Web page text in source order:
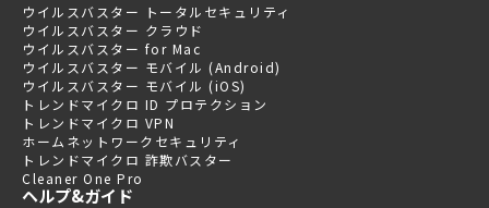
ウイルスバスター トータルセキュリティ
ウイルスバスター クラウド
ウイルスバスター for Mac
ウイルスバスター モバイル (Android)
ウイルスバスター モバイル (iOS)
トレンドマイクロ ID プロテクション
トレンドマイクロ VPN
ホームネットワークセキュリティ
トレンドマイクロ 詐欺バスター
Cleaner One Pro
ヘルプ&ガイド